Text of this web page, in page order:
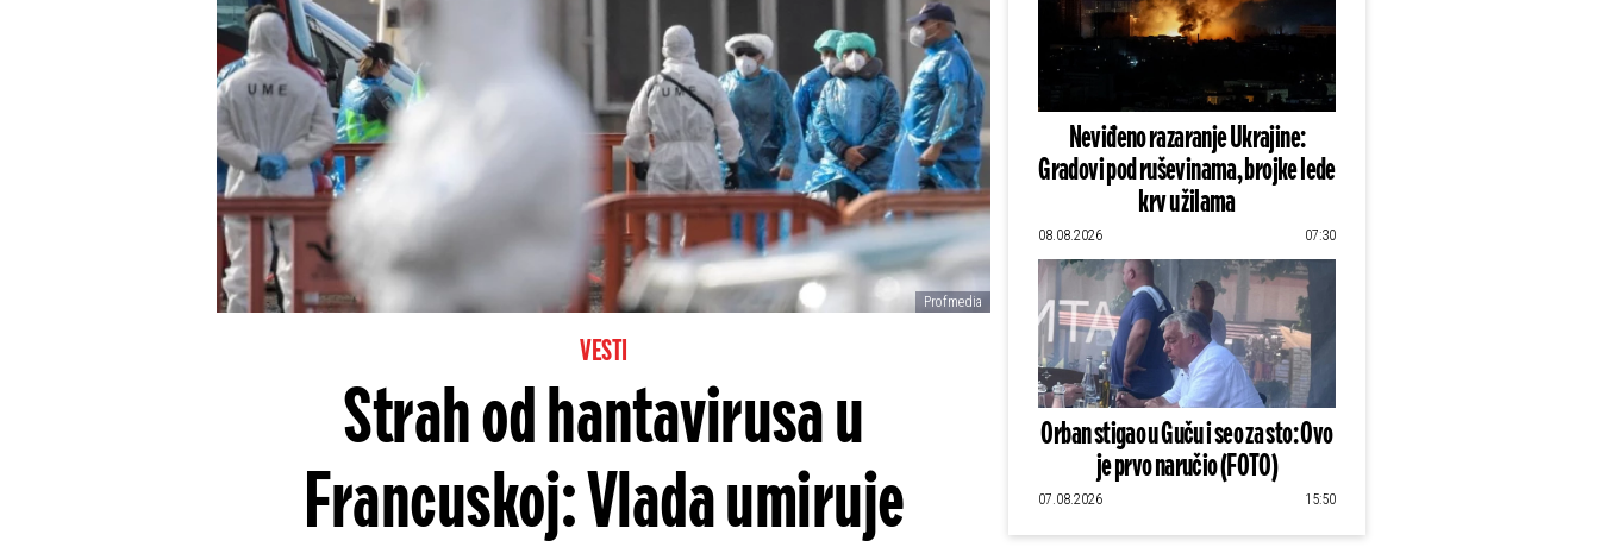
Profmedia
VESTI
Strah od hantavirusa u
Francuskoj: Vlada umiruje
Neviđeno razaranje Ukrajine:
Gradovi pod ruševinama, brojke lede
krv u žilama
08.08.2026 07:30
Orban stigao u Guču i seo za sto: Ovo
je prvo naručio (FOTO)
07.08.2026 15:50